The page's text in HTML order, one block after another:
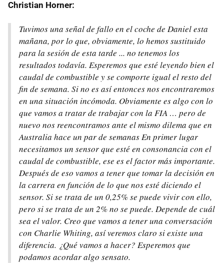
Christian Horner:
Tuvimos una señal de fallo en el coche de Daniel esta
mañana, por lo que, obviamente, lo hemos sustituido
para la sesión de esta tarde ... no tenemos los
resultados todavía. Esperemos que esté leyendo bien el
caudal de combustible y se comporte igual el resto del
fin de semana. Si no es así entonces nos encontraremos
en una situación incómoda. Obviamente es algo con lo
que vamos a tratar de trabajar con la FIA … pero de
nuevo nos reencontramos ante el mismo dilema que en
Australia hace un par de semanas En primer lugar
necesitamos un sensor que esté en consonancia con el
caudal de combustible, ese es el factor más importante.
Después de eso vamos a tener que tomar la decisión en
la carrera en función de lo que nos esté diciendo el
sensor. Si se trata de un 0,25% se puede vivir con ello,
pero si se trata de un 2% no se puede. Depende de cuál
sea el valor. Creo que vamos a tener una conversación
con Charlie Whiting, así veremos claro si existe una
diferencia. ¿Qué vamos a hacer? Esperemos que
podamos acordar algo sensato.